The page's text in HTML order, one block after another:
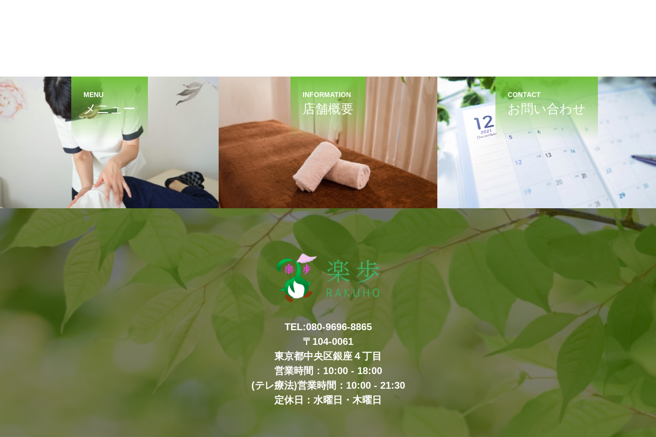
MENU
メニュー
INFORMATION
店舗概要
CONTACT
お問い合わせ
TEL:080-9696-8865
〒104-0061
東京都中央区銀座４丁目
営業時間：10:00 - 18:00
(テレ療法)営業時間：10:00 - 21:30
定休日：水曜日・木曜日